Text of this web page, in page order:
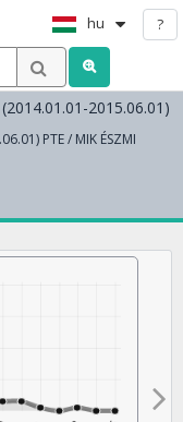
hu ?
2015.06.01)
PTE / MIK ÉSZMI